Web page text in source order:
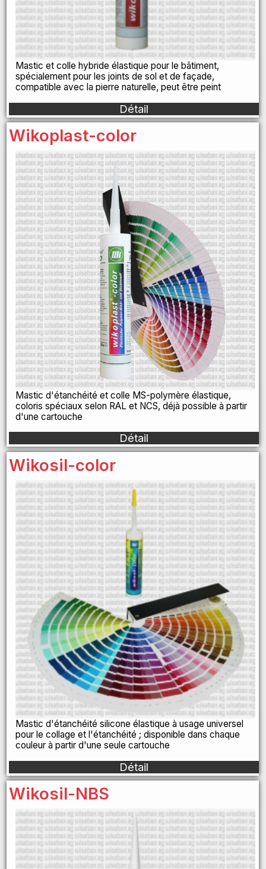
Mastic et colle hybride élastique pour le bâtiment,
spécialement pour les joints de sol et de façade,
compatible avec la pierre naturelle, peut être peint
Détail
Wikoplast-color
Mastic d'étanchéité et colle MS-polymère élastique,
coloris spéciaux selon RAL et NCS, déjà possible à partir
d'une cartouche
Détail
Wikosil-color
Mastic d'étanchéité silicone élastique à usage universel
pour le collage et l'étanchéité ; disponible dans chaque
couleur à partir d'une seule cartouche
Détail
Wikosil-NBS